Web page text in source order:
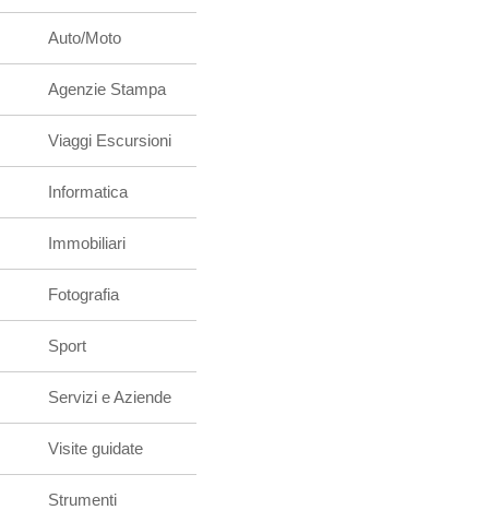
Auto/Moto
Agenzie Stampa
Viaggi Escursioni
Informatica
Immobiliari
Fotografia
Sport
Servizi e Aziende
Visite guidate
Strumenti